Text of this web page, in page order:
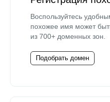
Воспользуйтесь
похожее имя может
из 700+ доменных зон.
Подобрать домен